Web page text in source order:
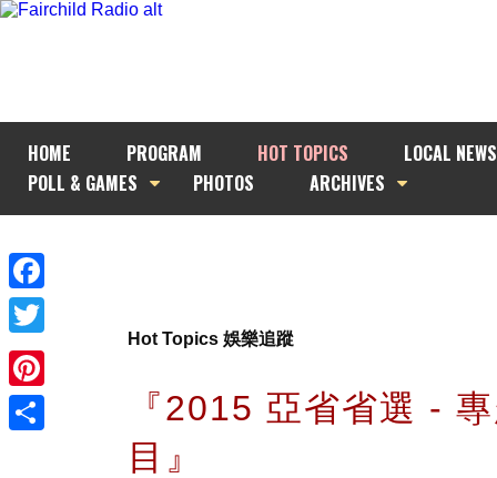
HOME PROGRAM HOT TOPICS
LOCAL NEWS
POLL & GAMES
PHOTOS ARCHIVES
Facebook
Twitter
Pinterest
Hot Topics 娛樂追蹤
『2015 亞省省選 -
目』